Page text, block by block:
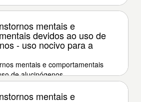
mentais e
devidos ao uso de
- uso nocivo para a
mentais e comportamentais
de alucinógenos
mentais e